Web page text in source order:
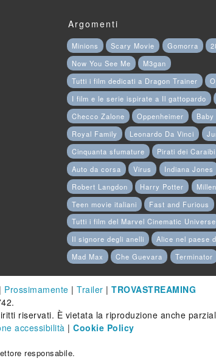
Argomenti
Minions Scary Movie Gomorra
Now You See Me
M3gan
Tutti i film dedicati a Dragon Trainer
I film e le serie ispirate a Il gattopardo
Checco Zalone
Oppenheimer
Royal Family
Leonardo Da Vinci
Cinquanta sfumature
Pirati dei Caraibi
Auto da corsa
Virus Indiana Jones
Robert Langdon
Harry Potter
Teen movie italiani
Fast and Furious
Tutti i film del Marvel Cinematic Universe
Il signore degli anelli
Alice nel paese
Mad Max
Che Guevara Terminator
| Prossimamente | Trailer | TROVASTREAMING
riservati. È vietata la riproduzione anche
accessibilità | Cookie Policy
responsabile.